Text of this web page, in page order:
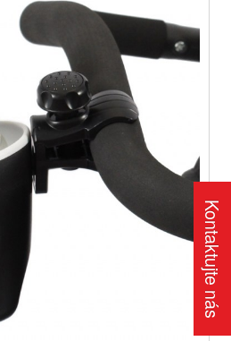
Kontaktujte nás